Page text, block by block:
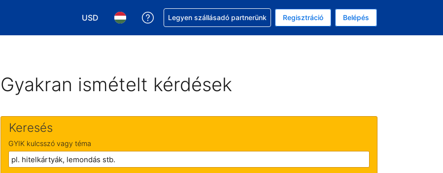
USD
Válasszon pénznemet. Jelenlegi kiválasztott pénznem: amerikai dollár
Válasszon nyelvet. Jelenleg kiválasztott nyelv: Magyar
Segítség a foglalással
Legyen szállásadó partnerünk Regisztráció Belépés
Gyakran ismételt kérdések
Keresés
GYIK kulcsszó vagy téma